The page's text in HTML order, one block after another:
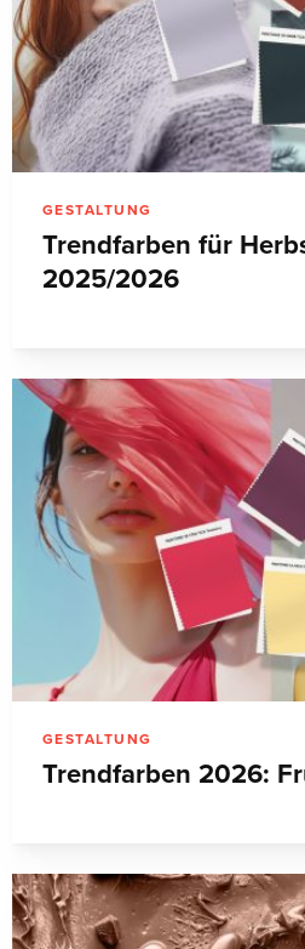
GESTALTUNG
Trendfarben für
2025/2026
GESTALTUNG
Trendfarben 2026: